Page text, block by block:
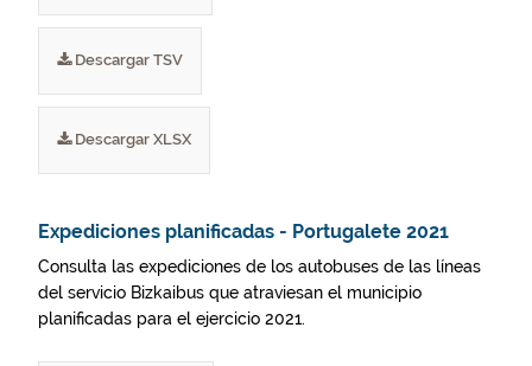
Descargar TSV
Descargar XLSX
Expediciones planificadas - Portugalete 2021
Consulta las expediciones de los autobuses de las líneas
del servicio Bizkaibus que atraviesan el municipio
planificadas para el ejercicio 2021.